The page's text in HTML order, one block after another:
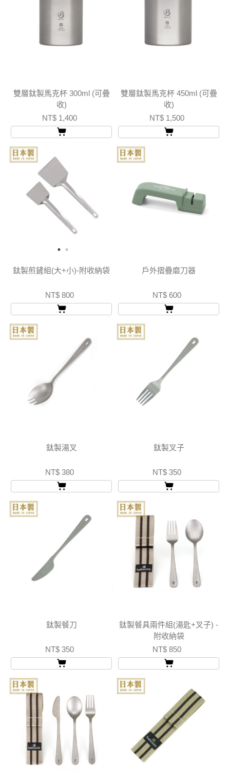
雙層鈦製馬克杯 300ml (可疊
收)
NT$ 1,400
雙層鈦製馬克杯 450ml (可疊
收)
NT$ 1,500
鈦製煎鏟組(大+小)-附收納袋
NT$ 800
戶外摺疊磨刀器
NT$ 600
鈦製湯叉
NT$ 380
鈦製叉子
NT$ 350
鈦製餐刀
NT$ 350
鈦製餐具兩件組(湯匙+叉子) -
附收納袋
NT$ 850